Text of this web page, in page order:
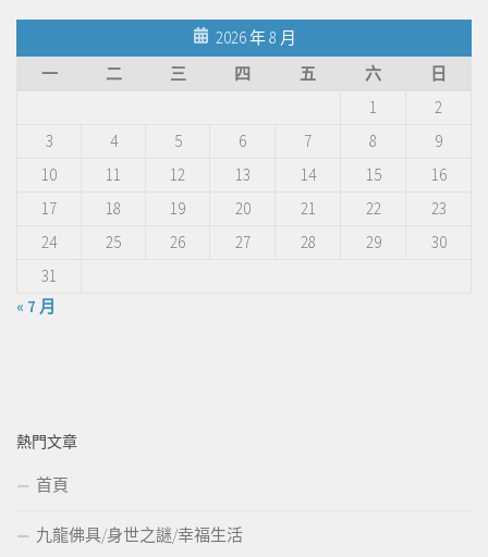
2026 年 8 月
一
二 三 四 五 六
日
1
2
3
4 5 6 7 8
9
10
11 12 13 14 15
16
17
18 19 20 21 22
23
24
25 26 27 28 29
30
31
« 7 月
熱門文章
首頁
九龍佛具/身世之謎/幸福生活